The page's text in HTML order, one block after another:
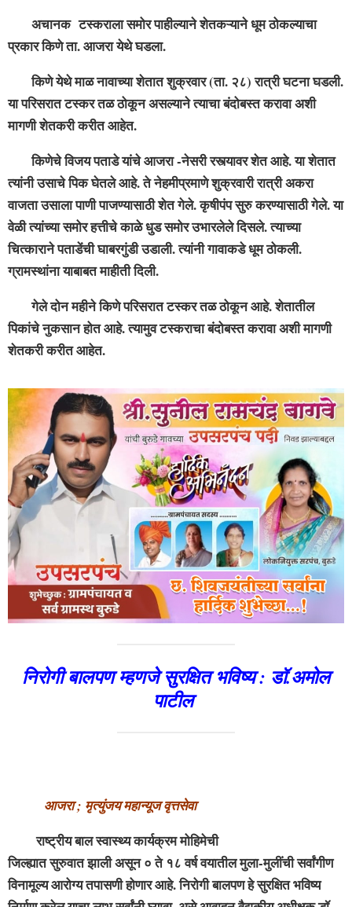
अचानक टस्कराला समोर पाहील्याने शेतकऱ्याने धूम ठोकल्याचा
प्रकार किणे ता. आजरा येथे घडला.
किणे येथे माळ नावाच्या शेतात शुक्रवार (ता. २८) रात्री घटना घडली.
या परिसरात टस्कर तळ ठोकून असल्याने त्याचा बंदोबस्त करावा अशी
मागणी शेतकरी करीत आहेत.
किणेचे विजय पताडे यांचे आजरा -नेसरी रस्त्यावर शेत आहे. या शेतात
त्यांनी उसाचे पिक घेतले आहे. ते नेहमीप्रमाणे शुक्रवारी रात्री अकरा
वाजता उसाला पाणी पाजण्यासाठी शेत गेले. कृषीपंप सुरु करण्यासाठी गेले. या
वेळी त्यांच्या समोर हत्तीचे काळे धुड समोर उभारलेले दिसले. त्याच्या
चित्काराने पताडेंची घाबरगुंडी उडाली. त्यांनी गावाकडे धूम ठोकली.
ग्रामस्थांना याबाबत माहीती दिली.
गेले दोन महीने किणे परिसरात टस्कर तळ ठोकून आहे. शेतातील
पिकांचे नुकसान होत आहे. त्यामुव टस्कराचा बंदोबस्त करावा अशी मागणी
शेतकरी करीत आहेत.
निरोगी बालपण म्हणजे सुरक्षित भविष्य : डॉ.अमोल
पाटील
आजरा ; मृत्युंजय महान्यूज वृत्तसेवा
राष्ट्रीय बाल स्वास्थ्य कार्यक्रम मोहिमेची
जिल्ह्यात सुरुवात झाली असून ० ते १८ वर्ष वयातील मुला-मुलींची सर्वांगीण
विनामूल्य आरोग्य तपासणी होणार आहे. निरोगी बालपण हे सुरक्षित भविष्य